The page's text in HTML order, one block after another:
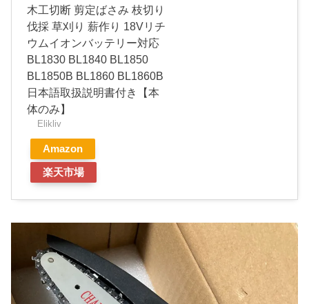
木工切断 剪定ばさみ 枝切り
伐採 草刈り 薪作り 18Vリチ
ウムイオンバッテリー対応
BL1830 BL1840 BL1850
BL1850B BL1860 BL1860B
日本語取扱説明書付き【本
体のみ】
Elikliv
Amazon
楽天市場